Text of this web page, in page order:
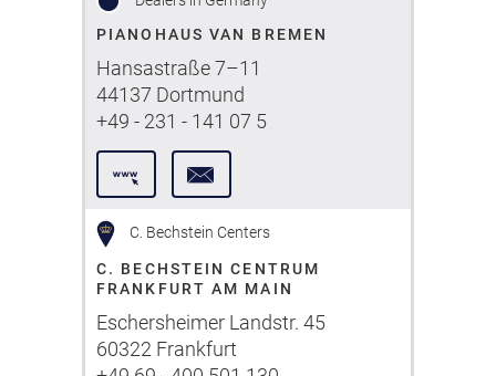
PIANOHAUS VAN BREMEN
Hansastraße 7–11
44137 Dortmund
+49 - 231 - 141 07 5
C. Bechstein Centers
C. BECHSTEIN CENTRUM
FRANKFURT AM MAIN
Eschersheimer Landstr. 45
60322 Frankfurt